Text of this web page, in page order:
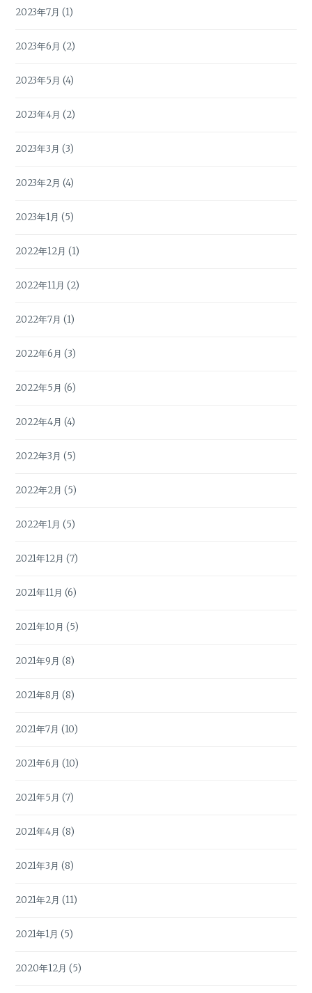
2023年7月 (1)
2023年6月 (2)
2023年5月 (4)
2023年4月 (2)
2023年3月 (3)
2023年2月 (4)
2023年1月 (5)
2022年12月 (1)
2022年11月 (2)
2022年7月 (1)
2022年6月 (3)
2022年5月 (6)
2022年4月 (4)
2022年3月 (5)
2022年2月 (5)
2022年1月 (5)
2021年12月 (7)
2021年11月 (6)
2021年10月 (5)
2021年9月 (8)
2021年8月 (8)
2021年7月 (10)
2021年6月 (10)
2021年5月 (7)
2021年4月 (8)
2021年3月 (8)
2021年2月 (11)
2021年1月 (5)
2020年12月 (5)